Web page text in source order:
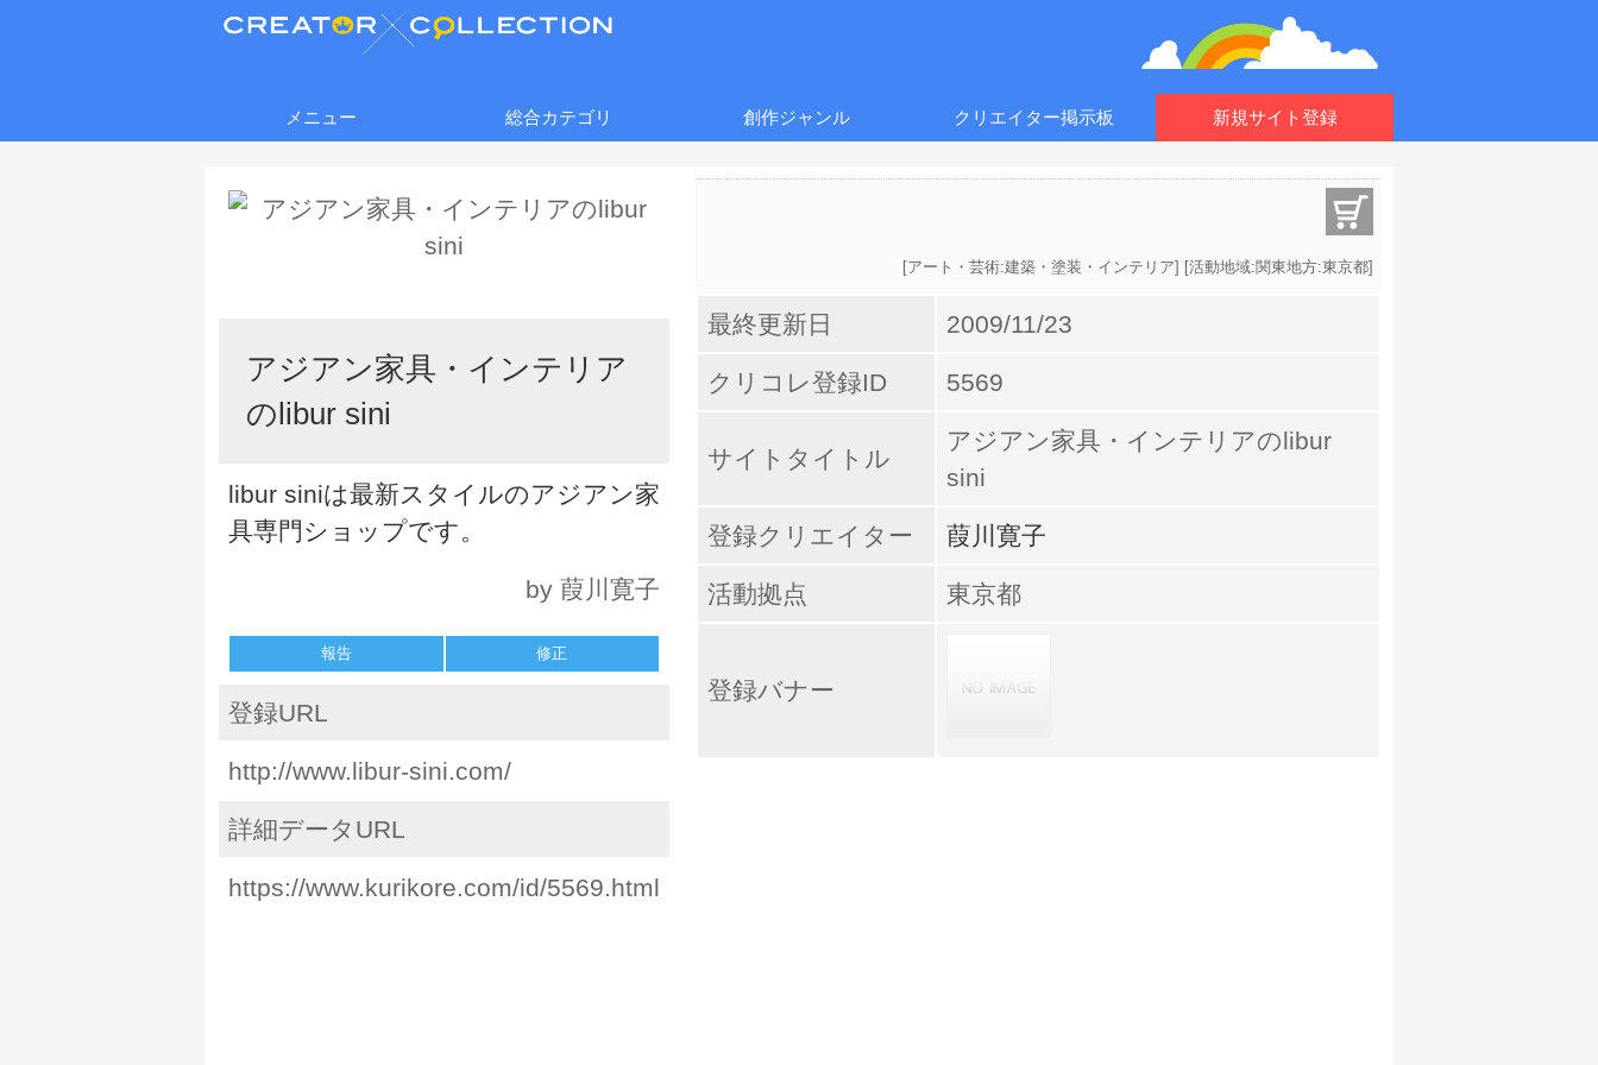
メニュー 総合カテゴリ 創作ジャンル クリエイター掲示板 新規サイト登録
アジアン家具・インテリア
のlibur sini
libur siniは最新スタイルのアジアン家
具専門ショップです。
by 葭川寛子
報告 修正
登録URL
http://www.libur-sini.com/
詳細データURL
https://www.kurikore.com/id/5569.html
[アート・芸術:建築・塗装・インテリア] [活動地域:関東地方:東京都]
最終更新日 2009/11/23
クリコレ登録ID 5569
サイトタイトル
アジアン家具・インテリアのlibur
sini
登録クリエイター 葭川寛子
活動拠点 東京都
登録バナー